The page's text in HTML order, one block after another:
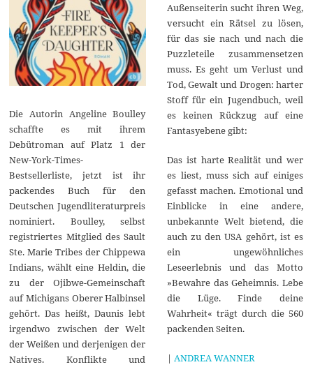
Die Autorin Angeline Boulley
schaffte es mit ihrem
Debütroman auf Platz 1 der
New-York-Times-
Bestsellerliste, jetzt ist ihr
packendes Buch für den
Deutschen Jugendliteraturpreis
nominiert. Boulley, selbst
registriertes Mitglied des Sault
Ste. Marie Tribes der Chippewa
Indians, wählt eine Heldin, die
zu der Ojibwe-Gemeinschaft
auf Michigans Oberer Halbinsel
gehört. Das heißt, Daunis lebt
irgendwo zwischen der Welt
der Weißen und derjenigen der
Natives. Konflikte und
Außenseiterin sucht ihren Weg,
versucht ein Rätsel zu lösen,
für das sie nach und nach die
Puzzleteile zusammensetzen
muss. Es geht um Verlust und
Tod, Gewalt und Drogen: harter
Stoff für ein Jugendbuch, weil
es keinen Rückzug auf eine
Fantasyebene gibt:
Das ist harte Realität und wer
es liest, muss sich auf einiges
gefasst machen. Emotional und
Einblicke in eine andere,
unbekannte Welt bietend, die
auch zu den USA gehört, ist es
ein ungewöhnliches
Leseerlebnis und das Motto
»Bewahre das Geheimnis. Lebe
die Lüge. Finde deine
Wahrheit« trägt durch die 560
packenden Seiten.
| ANDREA WANNER